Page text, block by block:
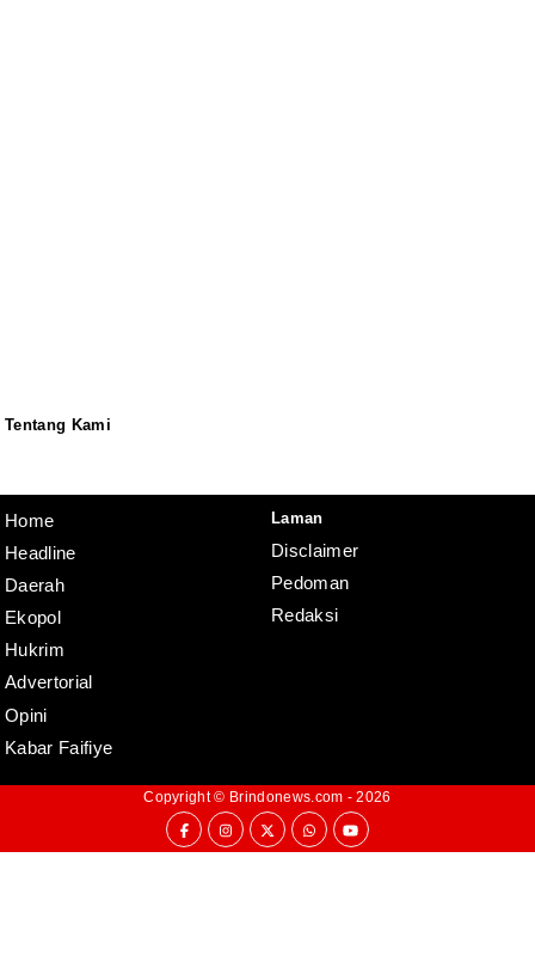
Tentang Kami
Home
Headline
Daerah
Ekopol
Hukrim
Advertorial
Opini
Kabar Faifiye
Laman
Disclaimer
Pedoman
Redaksi
Copyright © Brindonews.com - 2026